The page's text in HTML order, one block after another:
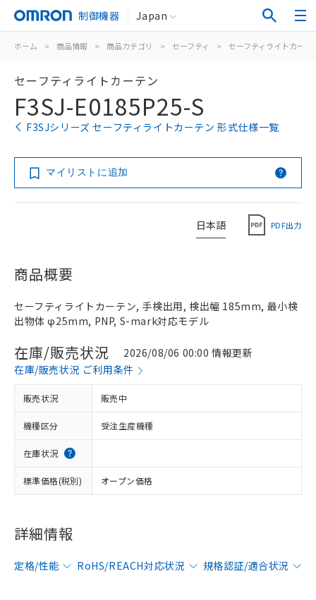
制御機器 Japan
ホーム > 商品情報 > 商品カテゴリ > セーフティ > セーフティライトカー
セーフティライトカーテン
F3SJ-E0185P25-S
F3SJシリーズ セーフティライトカーテン 形式仕様一覧
マイリストに追加
日本語 PDF出力
商品概要
セーフティライトカーテン, 手検出用, 検出幅 185mm, 最小検
出物体 φ25mm, PNP, S-mark対応モデル
在庫/販売状況
2026/08/06 00:00 情報更新
在庫/販売状況 ご利用条件
販売状況 販売中
機種区分 受注生産機種
在庫状況
標準価格(税別) オープン価格
詳細情報
定格/性能 RoHS/REACH対応状況 規格認証/適合状況